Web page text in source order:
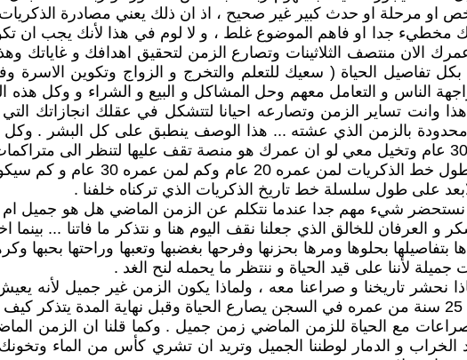
او مرحلة او حدث كبير غير صحيح ، اذ ان ذلك يعني مصادرة الذكريات
مخطيء جدا او فاهم الموضوع غلط ، و لا لوم في هذا لأنك يجب ان
الان منتصف الثلاثينات وتصارع الزمن لتحقيق اهدافك و
بكل تفاصيل الحياة ( سعيك للتعلم والتخرج و الزواج وتكوين
الناس و التعامل معهم وحل المشاكل و البيع و الشراء و وكل
وانت تساير الزمن وتصارعه احيانا لتتشكل في عقلك انجازاتك
محدودة بالزمن الذي عشته ... هذا الوصف ينطبق على كل البشر .
معي حجم الذكريات لمن عمرهم 20 عام او 30 عام وتخيل معي لو ان عمرك هو منصة تقف
على طول سلسلة خط تاريخ الذكريات الذي تركناه خلفنا .
شيء مهم جدا عندما نتكلم عن الزمن الماضي هل هو جميل ام لا
و العرفان للخالق الذي جعلنا نقف اليوم هنا و نتذكر ما فاتنا ...
بتفاصيلها بحلوها ومرها بحزنها وفرحها بغضبها وتعبها وراحتها
لأننا على قيد الحياة و ننتظر ما يحمله لنح الغد .
نحشر تاريخنا و صراعنا معه ، ولماذا يكون الزمن غير جميل لأنه
و الدمار لوطننا الجميل وتريد ان تشري كأس من الماء